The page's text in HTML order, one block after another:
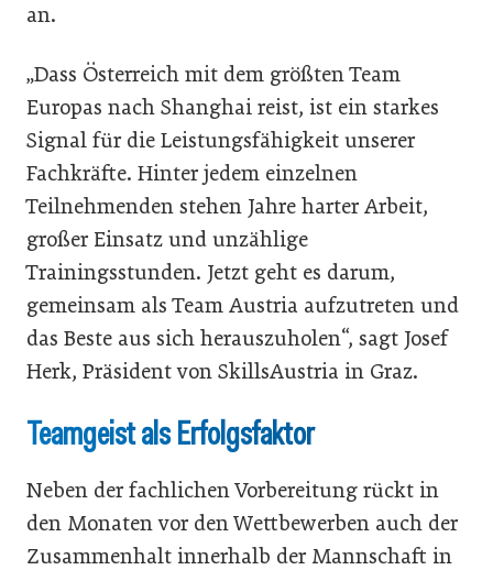
an.
„Dass Österreich mit dem größten Team
Europas nach Shanghai reist, ist ein starkes
Signal für die Leistungsfähigkeit unserer
Fachkräfte. Hinter jedem einzelnen
Teilnehmenden stehen Jahre harter Arbeit,
großer Einsatz und unzählige
Trainingsstunden. Jetzt geht es darum,
gemeinsam als Team Austria aufzutreten und
das Beste aus sich herauszuholen“, sagt Josef
Herk, Präsident von SkillsAustria in Graz.
Teamgeist als Erfolgsfaktor
Neben der fachlichen Vorbereitung rückt in
den Monaten vor den Wettbewerben auch der
Zusammenhalt innerhalb der Mannschaft in